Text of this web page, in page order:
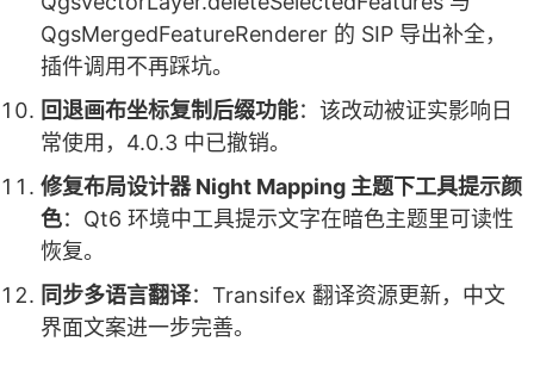
QgsMergedFeatureRenderer 的 SIP 导出补全，
插件调用不再踩坑。
回退画布坐标复制后缀功能：该改动被证实影响日
常使用，4.0.3 中已撤销。
修复布局设计器 Night Mapping 主题下工具提示颜
色：Qt6 环境中工具提示文字在暗色主题里可读性
恢复。
同步多语言翻译：Transifex 翻译资源更新，中文
界面文案进一步完善。